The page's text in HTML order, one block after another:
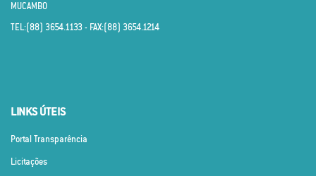
MUCAMBO
TEL:(88) 3654.1133 - FAX:(88) 3654.1214
LINKS ÚTEIS
Portal Transparência
Licitações